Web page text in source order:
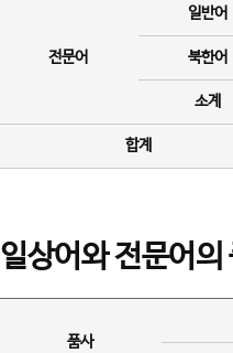
전문어
일반어
북한어
소계
합계
일상어와 전문어의
품사